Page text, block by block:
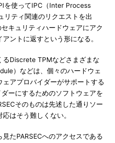
を使ってIPC（Inter Process
ティ関連のリクエストを出
キュリティハードウェアにアク
ントに返すという形になる。
Discrete TPMなどさまざまな
）などは、個々のハードウェ
アプロバイダーがサポートする
ダーにするためのソフトウェアを
そのものは先述した通りソー
はそう難しくない。
たPARSECへのアクセスである